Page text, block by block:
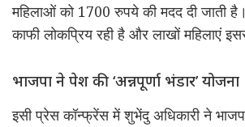
महिलाओं को 1700 रुपये की मदद दी जाती
काफी लोकप्रिय रही है और लाखों महिलाएं
भाजपा ने पेश की ‘अन्नपूर्णा भंडार’ योजना
इसी प्रेस कॉन्फ्रेंस में शुभेंदु अधिकारी ने